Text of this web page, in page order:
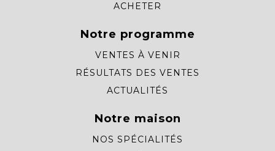
ACHETER
Notre programme
VENTES À VENIR
RÉSULTATS DES VENTES
ACTUALITÉS
Notre maison
NOS SPÉCIALITÉS